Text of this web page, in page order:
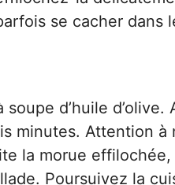
se cacher dans
d’huile
minutes. Attention à
la morue
Poursuivez la